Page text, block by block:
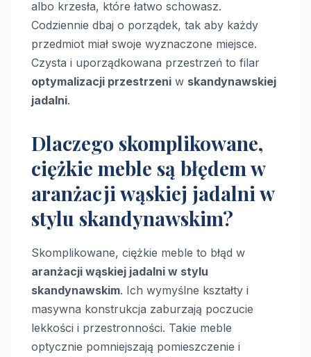
albo krzesła, które łatwo schowasz.
Codziennie dbaj o porządek, tak aby każdy
przedmiot miał swoje wyznaczone miejsce.
Czysta i uporządkowana przestrzeń to filar
optymalizacji przestrzeni w skandynawskiej
jadalni.
Dlaczego skomplikowane,
ciężkie meble są błędem w
aranżacji wąskiej jadalni w
stylu skandynawskim?
Skomplikowane, ciężkie meble to błąd w
aranżacji wąskiej jadalni w stylu
skandynawskim. Ich wymyślne kształty i
masywna konstrukcja zaburzają poczucie
lekkości i przestronności. Takie meble
optycznie pomniejszają pomieszczenie i